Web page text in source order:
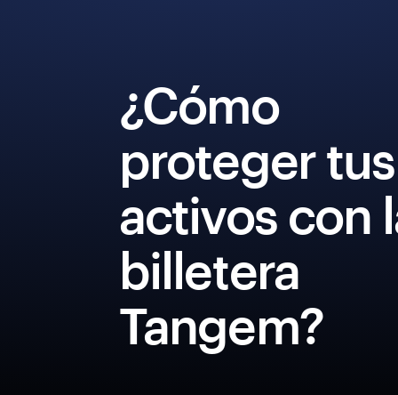
¿Cómo
proteger tus
activos con
billetera
Tangem?